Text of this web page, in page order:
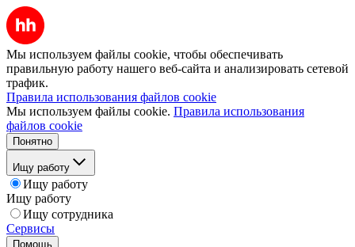
Мы используем файлы cookie, чтобы обеспечивать
правильную работу нашего веб-сайта и анализировать сетевой
трафик.
Правила использования файлов cookie
Мы используем файлы cookie. Правила использования
файлов cookie
Понятно
Ищу работу
Ищу работу
Ищу работу
Ищу сотрудника
Сервисы
Помощь